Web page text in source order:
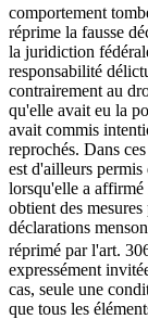
comportement
réprime la fausse
la juridiction
responsabilité
contrairement au
qu'elle avait eu la
avait commis
reprochés. Dans
est d'ailleurs
lorsqu'elle a affirmé
obtient des
déclarations
réprimé par l'art.
expressément
cas, seule une
que tous les